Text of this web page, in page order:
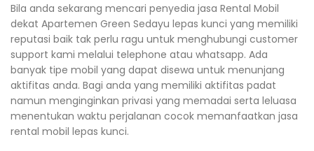
Bila anda sekarang mencari penyedia jasa Rental Mobil
dekat Apartemen Green Sedayu lepas kunci yang memiliki
reputasi baik tak perlu ragu untuk menghubungi customer
support kami melalui telephone atau whatsapp. Ada
banyak tipe mobil yang dapat disewa untuk menunjang
aktifitas anda. Bagi anda yang memiliki aktifitas padat
namun menginginkan privasi yang memadai serta leluasa
menentukan waktu perjalanan cocok memanfaatkan jasa
rental mobil lepas kunci.